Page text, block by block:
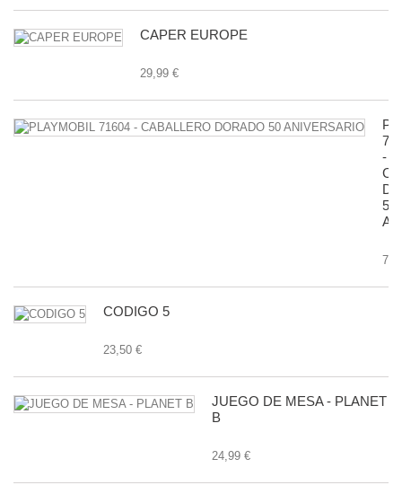
CAPER EUROPE
29,99 €
-
50
CODIGO 5
23,50 €
JUEGO DE MESA - PLANET
B
24,99 €